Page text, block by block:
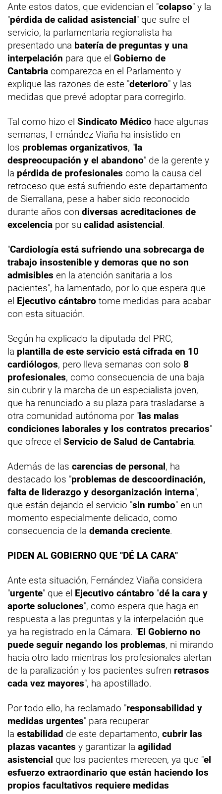
Ante estos datos, que evidencian el "colapso" y la
"pérdida de calidad asistencial" que sufre el
servicio, la parlamentaria regionalista ha
presentado una batería de preguntas y una
interpelación para que el Gobierno de
Cantabria comparezca en el Parlamento y
explique las razones de este "deterioro" y las
medidas que prevé adoptar para corregirlo.
Tal como hizo el Sindicato Médico hace algunas
semanas, Fernández Viaña ha insistido en
los problemas organizativos, "la
despreocupación y el abandono" de la gerente y
la pérdida de profesionales como la causa del
retroceso que está sufriendo este departamento
de Sierrallana, pese a haber sido reconocido
durante años con diversas acreditaciones de
excelencia por su calidad asistencial.
"Cardiología está sufriendo una sobrecarga de
trabajo insostenible y demoras que no son
admisibles en la atención sanitaria a los
pacientes", ha lamentado, por lo que espera que
el Ejecutivo cántabro tome medidas para acabar
con esta situación.
Según ha explicado la diputada del PRC,
la plantilla de este servicio está cifrada en 10
cardiólogos, pero lleva semanas con solo 8
profesionales, como consecuencia de una baja
sin cubrir y la marcha de un especialista joven,
que ha renunciado a su plaza para trasladarse a
otra comunidad autónoma por "las malas
condiciones laborales y los contratos precarios"
que ofrece el Servicio de Salud de Cantabria.
Además de las carencias de personal, ha
destacado los "problemas de descoordinación,
falta de liderazgo y desorganización interna",
que están dejando el servicio "sin rumbo" en un
momento especialmente delicado, como
consecuencia de la demanda creciente.
PIDEN AL GOBIERNO QUE "DÉ LA CARA"
Ante esta situación, Fernández Viaña considera
"urgente" que el Ejecutivo cántabro "dé la cara y
aporte soluciones", como espera que haga en
respuesta a las preguntas y la interpelación que
ya ha registrado en la Cámara. "El Gobierno no
puede seguir negando los problemas, ni mirando
hacia otro lado mientras los profesionales alertan
de la paralización y los pacientes sufren retrasos
cada vez mayores", ha apostillado.
Por todo ello, ha reclamado "responsabilidad y
medidas urgentes" para recuperar
la estabilidad de este departamento, cubrir las
plazas vacantes y garantizar la agilidad
asistencial que los pacientes merecen, ya que "el
esfuerzo extraordinario que están haciendo los
propios facultativos requiere medidas